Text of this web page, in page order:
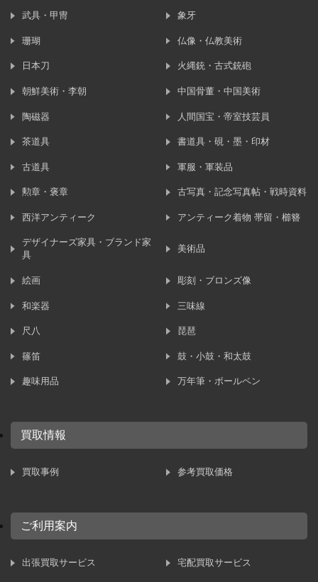
武具・甲冑 象牙
珊瑚 仏像・仏教美術
日本刀 火縄銃・古式銃砲
朝鮮美術・李朝 中国骨董・中国美術
陶磁器 人間国宝・帝室技芸員
茶道具 書道具・硯・墨・印材
古道具 軍服・軍装品
勲章・褒章 古写真・記念写真帖・戦時資料
西洋アンティーク アンティーク着物 帯留・櫛簪
デザイナーズ家具・ブランド家
具
美術品
絵画 彫刻・ブロンズ像
和楽器 三味線
尺八 琵琶
篠笛 鼓・小鼓・和太鼓
趣味用品 万年筆・ボールペン
買取情報
買取事例 参考買取価格
ご利用案内
出張買取サービス 宅配買取サービス